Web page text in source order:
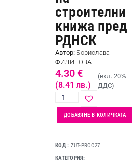
строителни
книжа пред
РДНСК
Автор: Борислава
ФИЛИПОВА
4.30 €
(8.41 лв.)
(вкл. 20%
ДДС)
ДОБАВЯНЕ В КОЛИЧКАТА
КОД
ZUT-PROC27
КАТЕГОРИЯ